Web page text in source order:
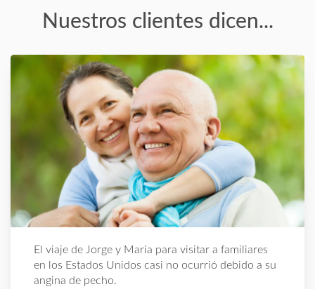
Nuestros clientes dicen...
El viaje de Jorge y María para visitar a familiares
en los Estados Unidos casi no ocurrió debido a su
angina de pecho.